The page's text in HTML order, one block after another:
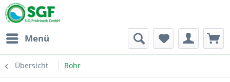
Menü
Übersicht Rohr